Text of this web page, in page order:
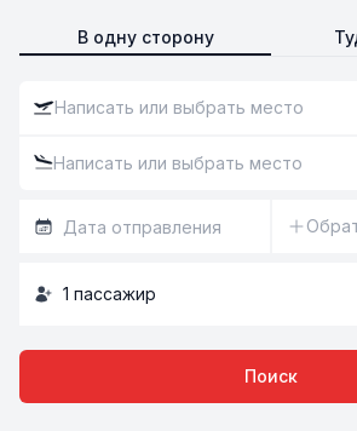
В одну сторону
1 пассажир
Поиск